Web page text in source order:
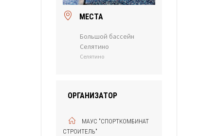
МЕСТА
Большой бассейн
Селятино
Селятино
ОРГАНИЗАТОР
МАУС "СПОРТКОМБИНАТ
СТРОИТЕЛЬ"